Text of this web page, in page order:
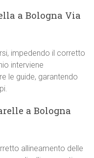
a Bologna Via
impedendo il corretto
interviene
le guide, garantendo
a Bologna
allineamento delle